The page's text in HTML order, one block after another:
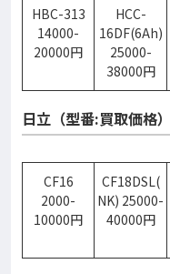
HBC-313
14000-
20000円
HCC-
16DF(6Ah)
25000-
38000円
日立（型番:買取価格）
CF16
2000-
10000円
CF18DSL(
NK) 25000-
40000円